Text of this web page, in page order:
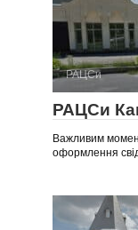
РАЦСи
РАЦСи
Важливим
оформлення